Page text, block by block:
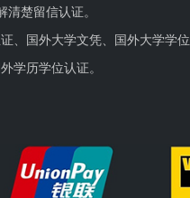
清楚留信认证。
、国外大学文凭、国外大学学位
学历学位认证。